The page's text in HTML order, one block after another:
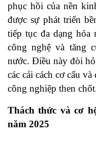
phục hồi của nền
được sự phát triển
tiếp tục đa dạng hóa
công nghệ và tăng
nước. Điều này đòi
các cải cách cơ cấu
công nghiệp then
Thách thức và cơ
năm 2025